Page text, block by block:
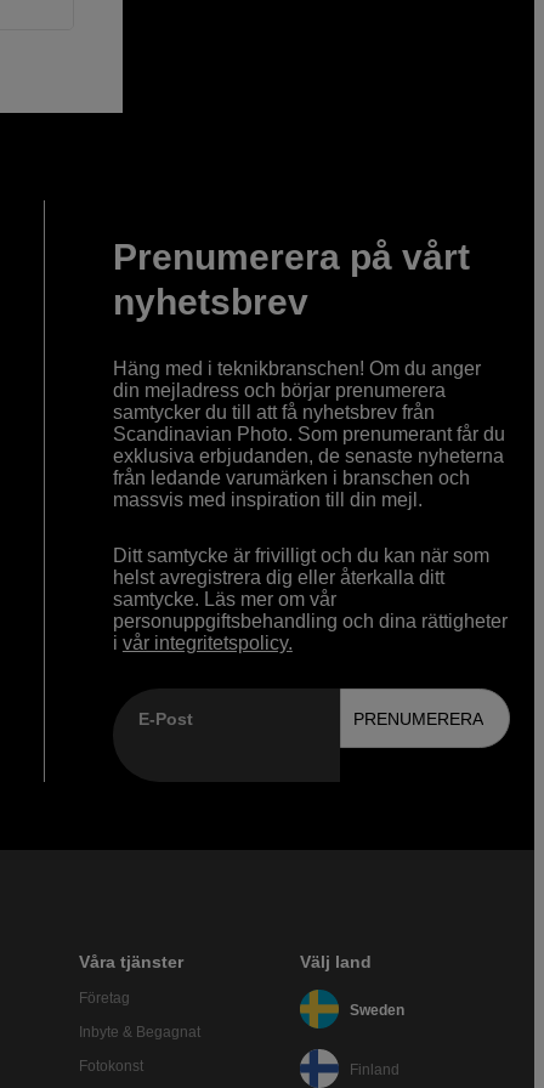
Prenumerera på vårt
nyhetsbrev
Häng med i teknikbranschen! Om du anger
din mejladress och börjar prenumerera
samtycker du till att få nyhetsbrev från
Scandinavian Photo. Som prenumerant får du
exklusiva erbjudanden, de senaste nyheterna
från ledande varumärken i branschen och
massvis med inspiration till din mejl.
Ditt samtycke är frivilligt och du kan när som
helst avregistrera dig eller återkalla ditt
samtycke. Läs mer om vår
personuppgiftsbehandling och dina rättigheter
i vår integritetspolicy.
E-Post PRENUMERERA
Våra tjänster
Företag
Inbyte & Begagnat
Fotokonst
Välj land
Sweden
Finland